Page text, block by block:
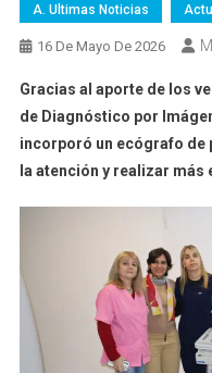
A. Ultimas Noticias
16 De Mayo De 2026
Gracias al aporte de los
de Diagnóstico por
incorporó un ecógrafo de
la atención y realizar